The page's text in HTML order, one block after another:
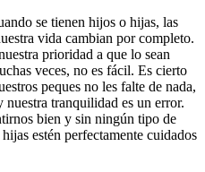
se tienen hijos o hijas, las
vida cambian por completo.
prioridad a que lo sean
veces, no es fácil. Es cierto
peques no les falte de nada,
tranquilidad es un error.
bien y sin ningún tipo de
estén perfectamente cuidados